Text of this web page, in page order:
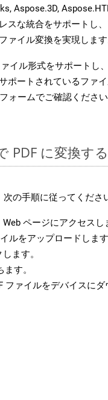
Aspose.3D,
スな統合をサポートし
ァイル変換を実現します
イル形式をサポートし
ポートされているファイ
ォームでご確認ください
PDF に変換す
次の手順に従ってくださ
Web ページにアクセスし
ルをアップロードします
ます。
す。
ファイルをデバイスにダ